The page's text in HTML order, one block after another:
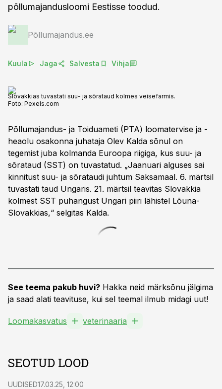
põllumajandusloomi Eestisse toodud.
Põllumajandus.ee
Kuula Jaga Salvesta Vihja
Slovakkias tuvastati suu- ja sõrataud kolmes veisefarmis.
Foto: Pexels.com
Põllumajandus- ja Toiduameti (PTA) loomatervise ja -
heaolu osakonna juhataja Olev Kalda sõnul on
tegemist juba kolmanda Euroopa riigiga, kus suu- ja
sõrataud (SST) on tuvastatud. „Jaanuari alguses sai
kinnitust suu- ja sõrataudi juhtum Saksamaal. 6. märtsil
tuvastati taud Ungaris. 21. märtsil teavitas Slovakkia
kolmest SST puhangust Ungari piiri lähistel Lõuna-
Slovakkias,“ selgitas Kalda.
See teema pakub huvi? Hakka neid märksõnu jälgima
ja saad alati teavituse, kui sel teemal ilmub midagi uut!
Loomakasvatus veterinaaria
SEOTUD LOOD
UUDISED17.03.25, 12:00